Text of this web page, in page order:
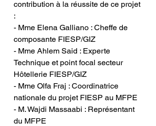
contribution à la réussite de ce projet
:
- Mme Elena Galliano : Cheffe de
composante FIESP/GIZ
- Mme Ahlem Said : Experte
Technique et point focal secteur
Hôtellerie FIESP/GIZ
- Mme Olfa Fraj : Coordinatrice
nationale du projet FIESP au MFPE
- M. Wajdi Massaabi : Représentant
du MFPE